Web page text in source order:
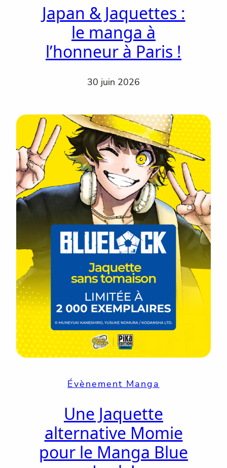
Japan & Jaquettes :
le manga à
l’honneur à Paris !
30 juin 2026
Évènement Manga
Une Jaquette
alternative Momie
pour le Manga Blue